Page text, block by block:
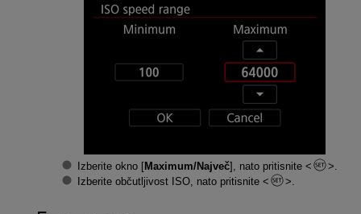
Izberite okno [Maximum/Največ], nato pritisnite
Izberite občutljivost ISO, nato pritisnite